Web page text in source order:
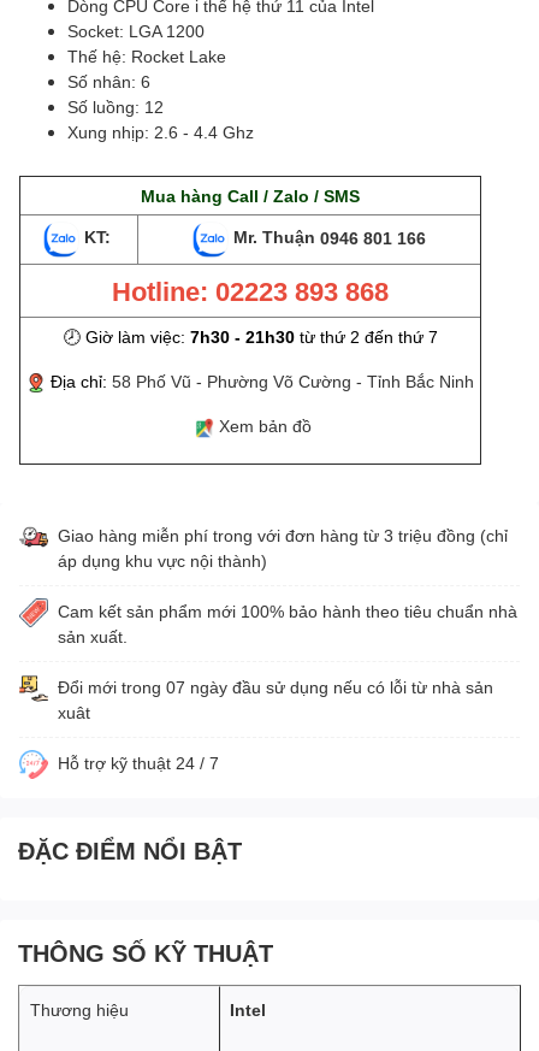
Dòng CPU Core i thế hệ thứ 11 của Intel
Socket: LGA 1200
Thế hệ: Rocket Lake
Số nhân: 6
Số luồng: 12
Xung nhịp: 2.6 - 4.4 Ghz
Mua hàng Call / Zalo / SMS
KT: Mr. Thuận 0946 801 166
Hotline: 02223 893 868
🕗 Giờ làm việc: 7h30 - 21h30từ thứ 2 đến thứ 7
Địa chỉ: 58 Phố Vũ - Phường Võ Cường - Tỉnh Bắc Ninh
Xem bản đồ
Giao hàng miễn phí trong với đơn hàng từ 3 triệu đồng (chỉ
áp dụng khu vực nội thành)
Cam kết sản phẩm mới 100% bảo hành theo tiêu chuẩn nhà
sản xuất.
Đổi mới trong 07 ngày đầu sử dụng nếu có lỗi từ nhà sản
xuât
Hỗ trợ kỹ thuật 24 / 7
ĐẶC ĐIỂM NỔI BẬT
THÔNG SỐ KỸ THUẬT
Thương hiệu Intel